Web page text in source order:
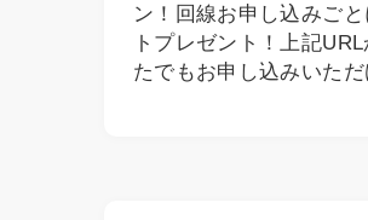
ン！回線お申し込みご
トプレゼント！上記
たでもお申し込みいただ